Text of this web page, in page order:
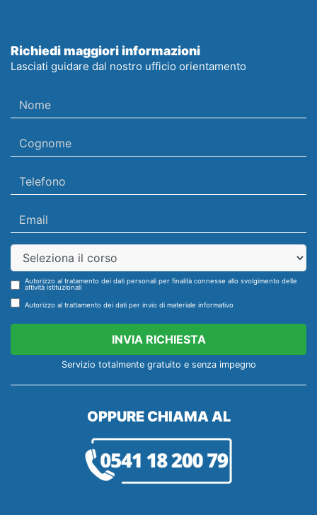
Richiedi maggiori informazioni
Lasciati guidare dal nostro ufficio orientamento
Autorizzo al tratamento dei dati personali per finalità connesse allo svolgimento delle
attività istituzionali
Autorizzo al trattamento dei dati per invio di materiale informativo
INVIA RICHIESTA
Servizio totalmente gratuito e senza impegno
OPPURE CHIAMA AL